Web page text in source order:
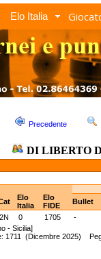
Elo Italia
Precedente
DI LIBERTO
Elo
Italia
Elo
FIDE
Bullet
2N 0 1705
-
- Sicilia]
1711 (Dicembre 2025)